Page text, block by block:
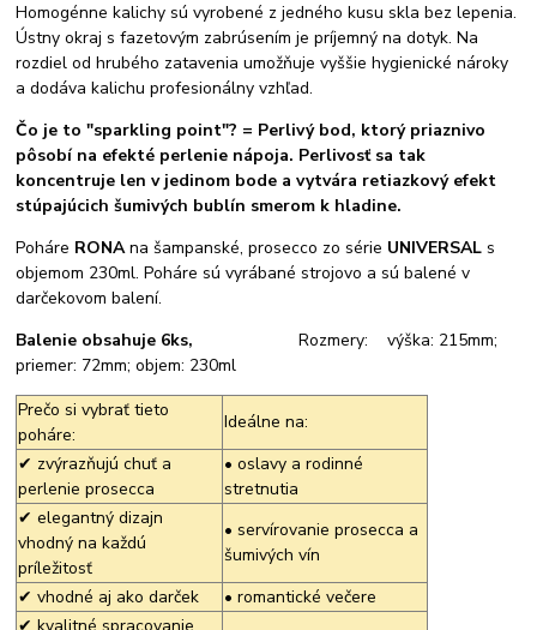
Homogénne kalichy sú vyrobené z jedného kusu skla bez lepenia.
Ústny okraj s fazetovým zabrúsením je príjemný na dotyk. Na
rozdiel od hrubého zatavenia umožňuje vyššie hygienické nároky
a dodáva kalichu profesionálny vzhľad.
Čo je to "sparkling point"? = Perlivý bod, ktorý priaznivo
pôsobí na efekté perlenie nápoja. Perlivosť sa tak
koncentruje len v jedinom bode a vytvára retiazkový efekt
stúpajúcich šumivých bublín smerom k hladine.
Poháre RONAna šampanské, prosecco zo série UNIVERSAL s
objemom 230ml. Poháre sú vyrábané strojovo a sú balené v
darčekovom balení.
Balenie obsahuje 6ks,Rozmery: výška: 215mm;
priemer: 72mm; objem: 230ml
Prečo si vybrať tieto
poháre:
Ideálne na:
✔ zvýrazňujú chuť a
perlenie prosecca
• oslavy a rodinné
stretnutia
✔ elegantný dizajn
vhodný na každú
príležitosť
• servírovanie prosecca a
šumivých vín
✔ vhodné aj ako darček
• romantické večere